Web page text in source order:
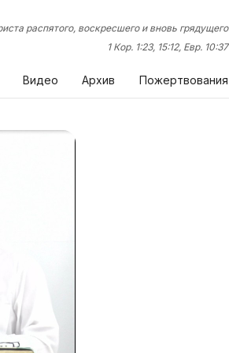
распятого, воскресшего и вновь грядущего
1 Кор. 1:23, 15:12, Евр. 10:37
Видео Архив Пожертвования